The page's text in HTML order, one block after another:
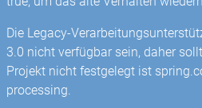
Die Legacy-
3.0 nicht verfügbar sein, daher
Projekt nicht festgelegt ist
processing.